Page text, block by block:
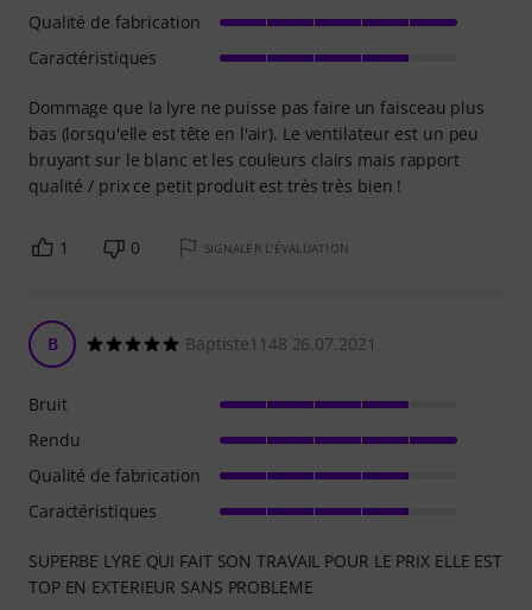
Dommage que la lyre ne puisse pas faire un faisceau plus
bas (lorsqu'elle est tête en l'air). Le ventilateur est un peu
bruyant sur le blanc et les couleurs clairs mais rapport
qualité / prix ce petit produit est très très bien !
Qualité de fabrication
Caractéristiques
1 0 SIGNALER L'ÉVALUATION
B Baptiste1148 26.07.2021
SUPERBE LYRE QUI FAIT SON TRAVAIL POUR LE PRIX ELLE EST
TOP EN EXTERIEUR SANS PROBLEME
Bruit
Rendu
Qualité de fabrication
Caractéristiques